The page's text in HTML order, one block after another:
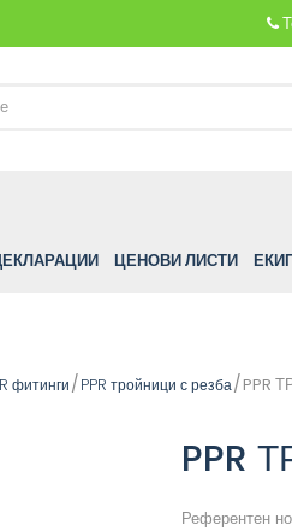
ЦЕНОВИ ЛИСТИ
фитинги PPR тройници с резба PPR
PPR
Референтен